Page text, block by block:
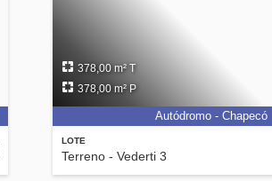
LOTE
Terreno - Vederti 3
378,00 m² T
378,00 m² P
Autódromo - Chapecó